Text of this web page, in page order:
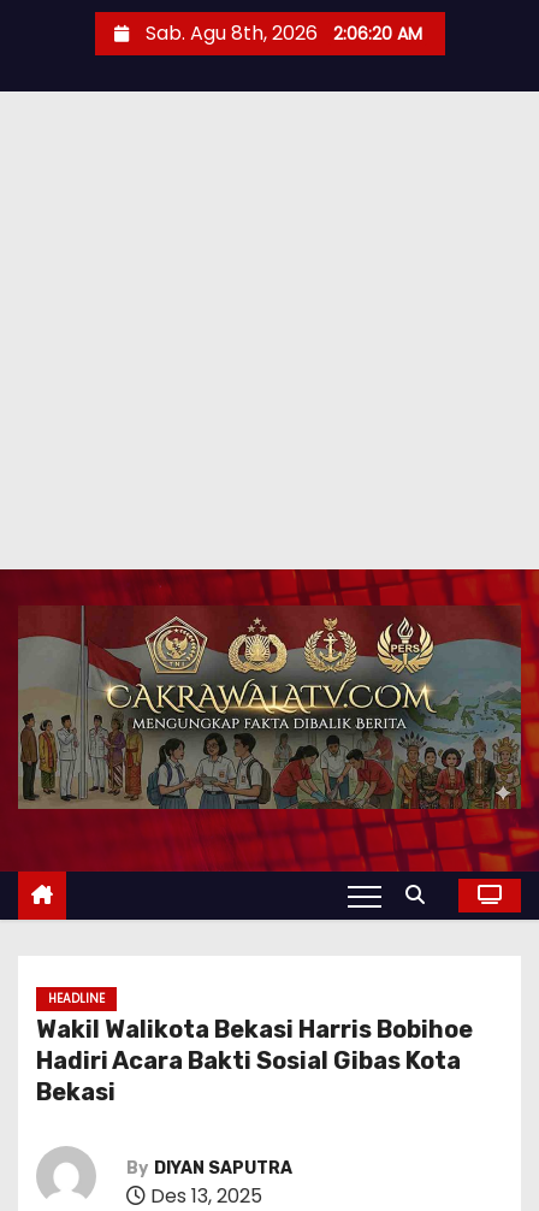
Sab. Agu 8th, 2026 2:06:22 AM
HEADLINE
Wakil Walikota Bekasi Harris Bobihoe
Hadiri Acara Bakti Sosial Gibas Kota
Bekasi
By DIYAN SAPUTRA
Des 13, 2025